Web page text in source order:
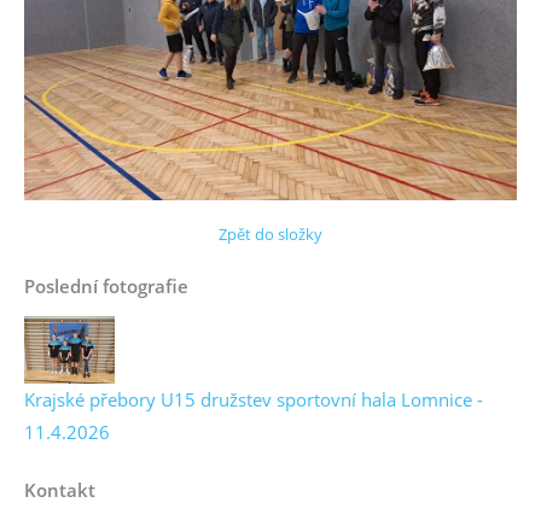
Zpět do složky
Poslední fotografie
Krajské přebory U15 družstev sportovní hala Lomnice -
11.4.2026
Kontakt